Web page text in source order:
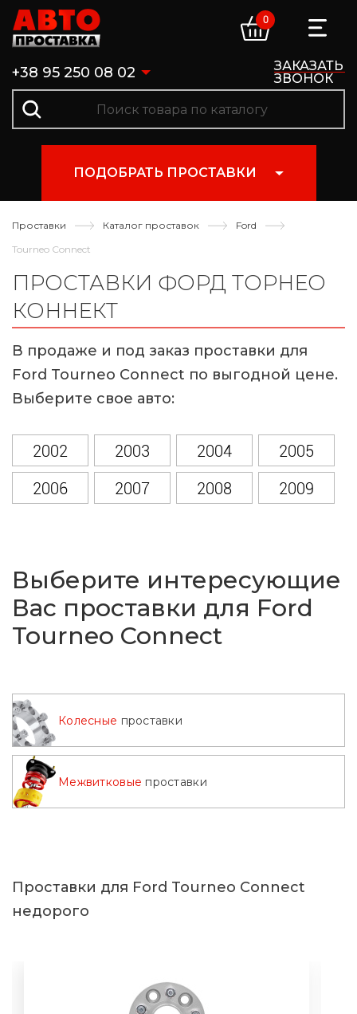
+38 95 250 08 02
ЗАКАЗАТЬ
ЗВОНОК
0
ПОДОБРАТЬ ПРОСТАВКИ
Проставки Каталог проставок
Ford
Tourneo Connect
ПРОСТАВКИ ФОРД ТОРНЕО
КОННЕКТ
В продаже и под заказ проставки для
Ford Tourneo Connect по выгодной цене.
Выберите свое авто:
2002 2003 2004
2005
2006
2007 2008
2009
Выберите интересующие
Вас проставки для Ford
Tourneo Connect
Колесные проставки
Межвитковые проставки
Проставки для Ford Tourneo Connect
недорого